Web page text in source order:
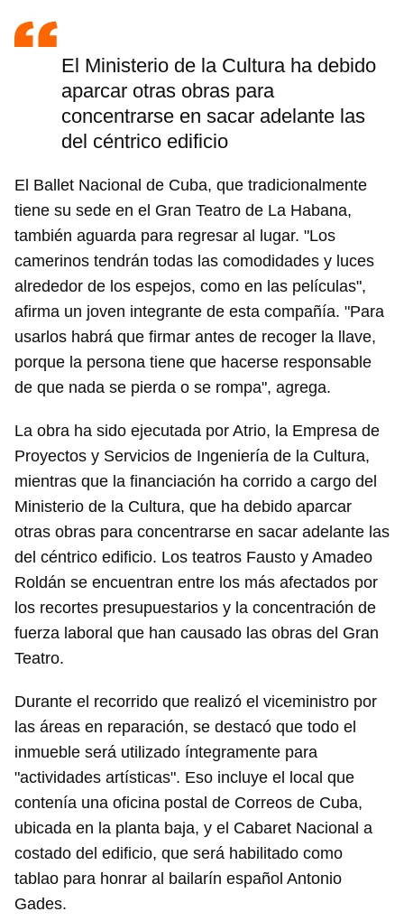
El Ministerio de la Cultura ha debido
aparcar otras obras para
concentrarse en sacar adelante las
del céntrico edificio
El Ballet Nacional de Cuba, que tradicionalmente
tiene su sede en el Gran Teatro de La Habana,
también aguarda para regresar al lugar. "Los
camerinos tendrán todas las comodidades y luces
alrededor de los espejos, como en las películas",
afirma un joven integrante de esta compañía. "Para
usarlos habrá que firmar antes de recoger la llave,
porque la persona tiene que hacerse responsable
de que nada se pierda o se rompa", agrega.
La obra ha sido ejecutada por Atrio, la Empresa de
Proyectos y Servicios de Ingeniería de la Cultura,
mientras que la financiación ha corrido a cargo del
Ministerio de la Cultura, que ha debido aparcar
otras obras para concentrarse en sacar adelante las
del céntrico edificio. Los teatros Fausto y Amadeo
Roldán se encuentran entre los más afectados por
los recortes presupuestarios y la concentración de
fuerza laboral que han causado las obras del Gran
Teatro.
Durante el recorrido que realizó el viceministro por
las áreas en reparación, se destacó que todo el
inmueble será utilizado íntegramente para
"actividades artísticas". Eso incluye el local que
contenía una oficina postal de Correos de Cuba,
ubicada en la planta baja, y el Cabaret Nacional a
costado del edificio, que será habilitado como
tablao para honrar al bailarín español Antonio
Gades.